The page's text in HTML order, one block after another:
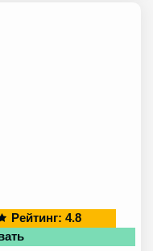
Рейтинг: 4.8